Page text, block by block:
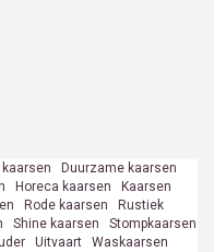
kaarsen
Duurzame kaarsen
Horeca kaarsen
Kaarsen
Rode kaarsen
Rustiek
Shine kaarsen
Stompkaarsen
Uitvaart
Waskaarsen